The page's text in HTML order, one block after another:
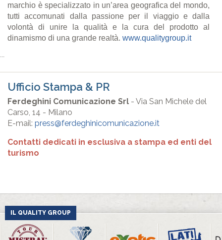
marchio è specializzato in un’area geografica del mondo,
tutti accomunati dalla passione per il viaggio e dalla
volontà di unire la qualità e la cura del prodotto al
dinamismo di una grande realtà. www.qualitygroup.it
...
Ufficio Stampa & PR
Ferdeghini Comunicazione Srl - Via San Michele del
Carso, 14 - Milano
E-mail: press@ferdeghinicomunicazione.it
Contatti dedicati in esclusiva a stampa ed enti del
turismo
IL QUALITY GROUP